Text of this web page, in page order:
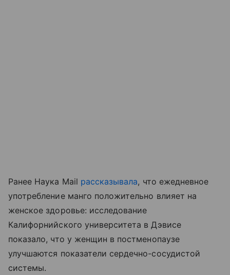
Ранее Наука Mail рассказывала, что ежедневное
употребление манго положительно влияет на
женское здоровье: исследование
Калифорнийского университета в Дэвисе
показало, что у женщин в постменопаузе
улучшаются показатели сердечно-сосудистой
системы.